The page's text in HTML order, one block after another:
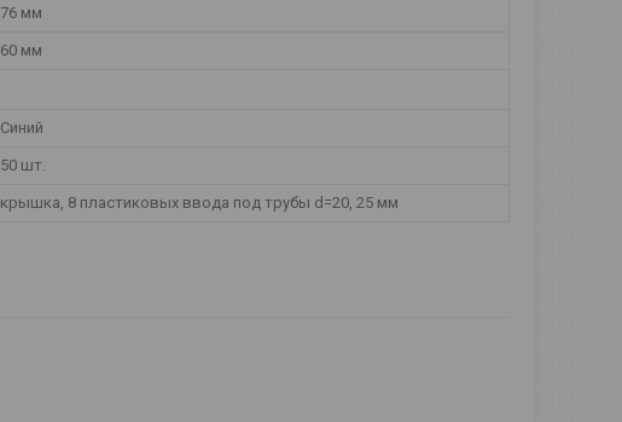
76 мм
60 мм
Синий
50 шт.
крышка, 8 пластиковых ввода под трубы d=20, 25 мм